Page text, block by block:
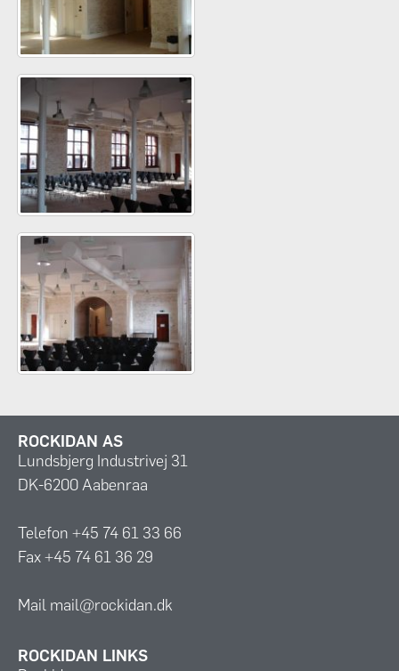
ROCKIDAN AS
Lundsbjerg Industrivej 31
DK-6200 Aabenraa
Telefon +45 74 61 33 66
Fax +45 74 61 36 29
Mail mail@rockidan.dk
ROCKIDAN LINKS